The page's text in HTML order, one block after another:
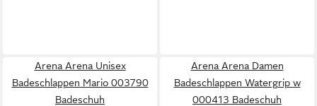
Arena Arena Unisex
Badeschlappen Mario 003790
Badeschuh
Arena Arena Damen
Badeschlappen Watergrip w
000413 Badeschuh